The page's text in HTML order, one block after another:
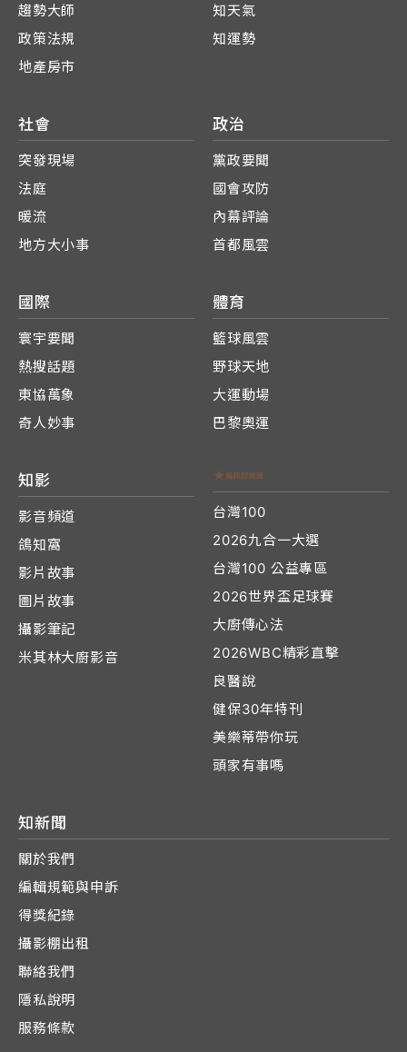
趨勢大師
政策法規
地產房市
知天氣
知運勢
社會
突發現場
法庭
暖流
地方大小事
政治
黨政要聞
國會攻防
內幕評論
首都風雲
國際
寰宇要聞
熱搜話題
東協萬象
奇人妙事
體育
籃球風雲
野球天地
大運動場
巴黎奧運
知影
影音頻道
鴿知窩
影片故事
圖片故事
攝影筆記
米其林大廚影音
台灣100
2026九合一大選
台灣100 公益專區
2026世界盃足球賽
大廚傳心法
2026WBC精彩直擊
良醫說
健保30年特刊
美樂蒂帶你玩
頭家有事嗎
知新聞
關於我們
編輯規範與申訴
得獎紀錄
攝影棚出租
聯絡我們
隱私說明
服務條款